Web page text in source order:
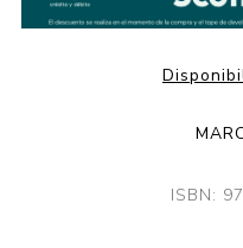
ISBN: